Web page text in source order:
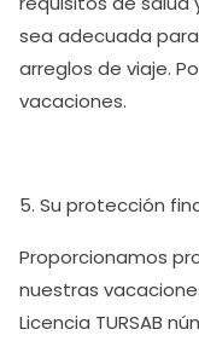
sea adecuada
arreglos de viaje.
vacaciones.
5. Su protección
Proporcionamos
nuestras
Licencia TURSAB